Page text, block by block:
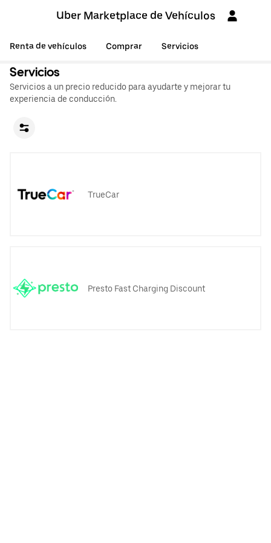
Uber Marketplace de Vehículos
Renta de vehículos Comprar Servicios
Servicios
Servicios a un precio reducido para ayudarte y mejorar tu
experiencia de conducción.
TrueCar
Presto Fast Charging Discount